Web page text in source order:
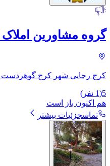
گروه مشاورین املاک
کرج رجایی شهر کرج گوهردست
5
(
1 نفر)
هم اکنون باز است
تماسجزئیات بیشتر